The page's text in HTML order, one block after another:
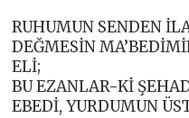
RUHUMUN SENDEN
DEĞMESİN
ELİ;
BU EZANLAR-Kİ
EBEDİ, YURDUMUN